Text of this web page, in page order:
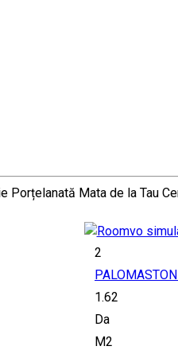
Mata de la Tau
2
1.62
Da
M2